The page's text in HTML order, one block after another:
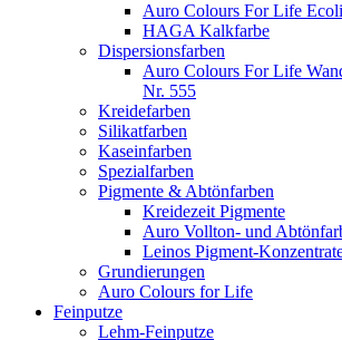
Auro Colours For Life
HAGA Kalkfarbe
Dispersionsfarben
Auro Colours For Life
Nr. 555
Kreidefarben
Silikatfarben
Kaseinfarben
Spezialfarben
Pigmente & Abtönfarben
Kreidezeit Pigmente
Auro Vollton- und
Leinos Pigment-
Grundierungen
Auro Colours for Life
Feinputze
Lehm-Feinputze